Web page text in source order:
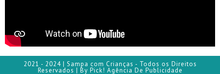
2021 - 2024 | Sampa com Crianças - Todos os Direitos
Reservados | By Pick! Agência De Publicidade